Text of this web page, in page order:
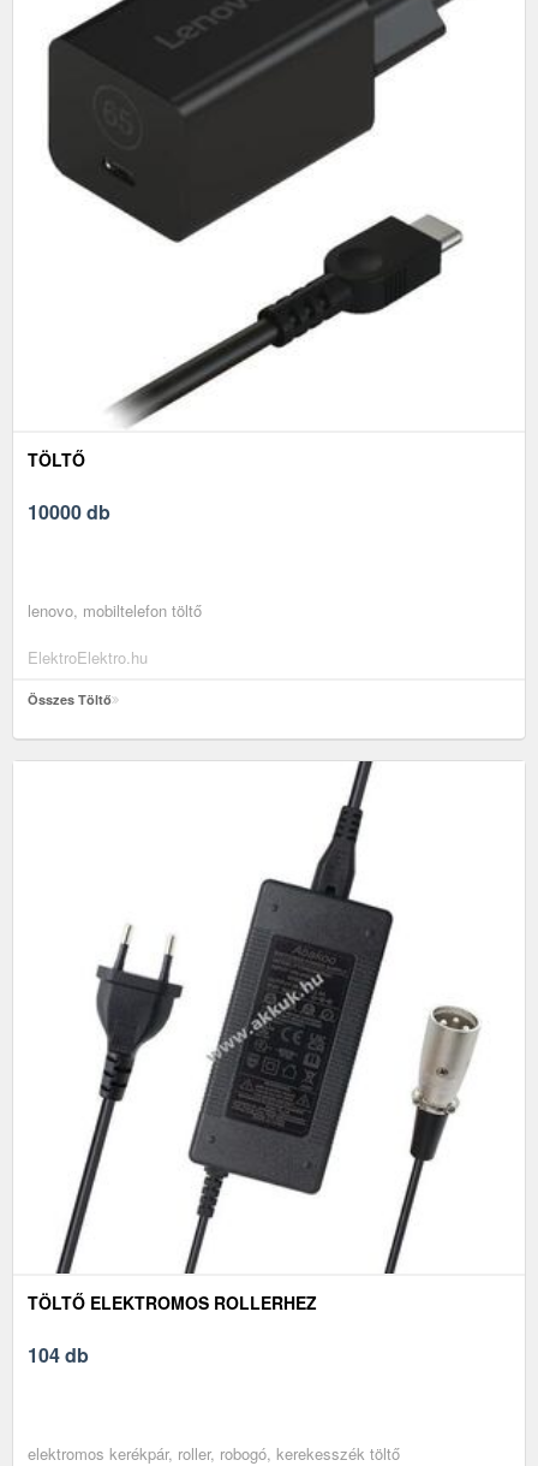
TÖLTŐ
10000 db
lenovo, mobiltelefon töltő
ElektroElektro.hu
Összes Töltő
TÖLTŐ ELEKTROMOS ROLLERHEZ
104 db
elektromos kerékpár, roller, robogó, kerekesszék töltő